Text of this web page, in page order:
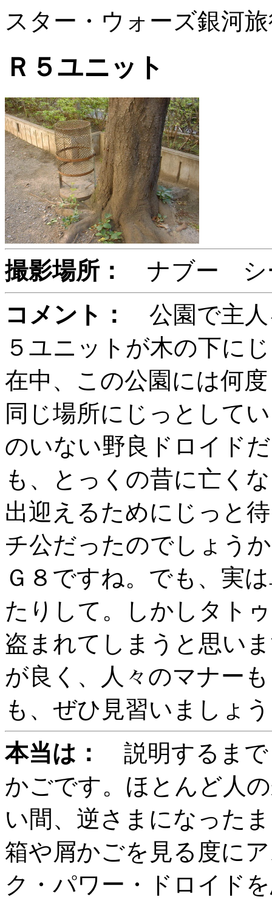
スター・ウォーズ銀河
Ｒ５ユニット
撮影場所：
ナブー シ
コメント：
公園で主人
５ユニットが木の下に
在中、この公園には何
同じ場所にじっとして
のいない野良ドロイド
も、とっくの昔に亡く
出迎えるためにじっと
チ公だったのでしょう
Ｇ８ですね。でも、実
たりして。しかしタト
盗まれてしまうと思い
が良く、人々のマナー
も、ぜひ見習いましょ
本当は：
説明するまで
かごです。ほとんど人
い間、逆さまになった
箱や屑かごを見る度に
ク・パワー・ドロイド